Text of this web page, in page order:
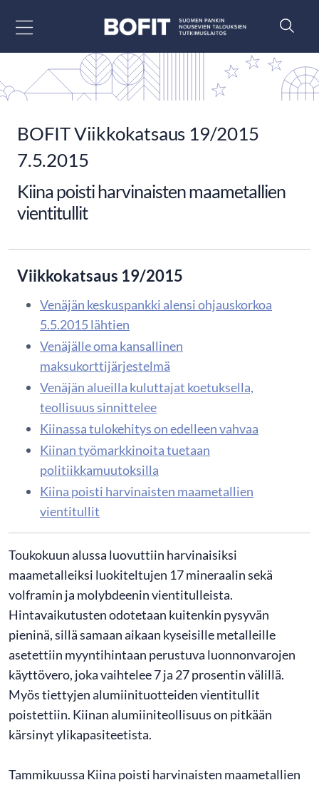
BOFIT Viikkokatsaus 19/2015
7.5.2015
Kiina poisti harvinaisten maametallien
vientitullit
Viikkokatsaus 19/2015
Venäjän keskuspankki alensi ohjauskorkoa
5.5.2015 lähtien
Venäjälle oma kansallinen
maksukorttijärjestelmä
Venäjän alueilla kuluttajat koetuksella,
teollisuus sinnittelee
Kiinassa tulokehitys on edelleen vahvaa
Kiinan työmarkkinoita tuetaan
politiikkamuutoksilla
Kiina poisti harvinaisten maametallien
vientitullit
Toukokuun alussa luovuttiin harvinaisiksi
maametalleiksi luokiteltujen 17 mineraalin sekä
volframin ja molybdeenin vientitulleista.
Hintavaikutusten odotetaan kuitenkin pysyvän
pieninä, sillä samaan aikaan kyseisille metalleille
asetettiin myyntihintaan perustuva luonnonvarojen
käyttövero, joka vaihtelee 7 ja 27 prosentin välillä.
Myös tiettyjen alumiinituotteiden vientitullit
poistettiin. Kiinan alumiiniteollisuus on pitkään
kärsinyt ylikapasiteetista.
Tammikuussa Kiina poisti harvinaisten maametallien